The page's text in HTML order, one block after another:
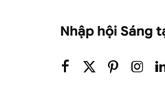
Nhập hội Sáng